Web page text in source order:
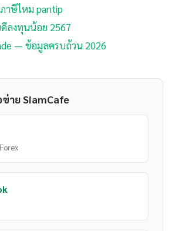
าษีไหม pantip
ลงทุนน้อย 2567
— ข้อมูลครบถ้วน 2026
าย SiamCafe